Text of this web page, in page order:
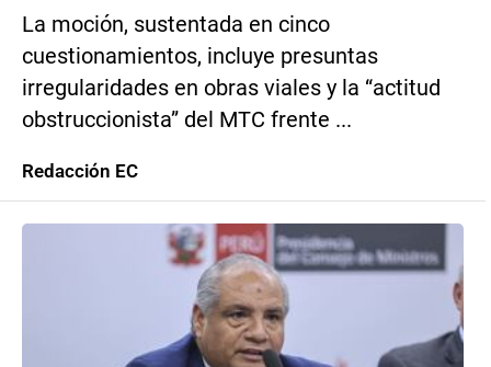
La moción, sustentada en cinco
cuestionamientos, incluye presuntas
irregularidades en obras viales y la “actitud
obstruccionista” del MTC frente ...
Redacción EC